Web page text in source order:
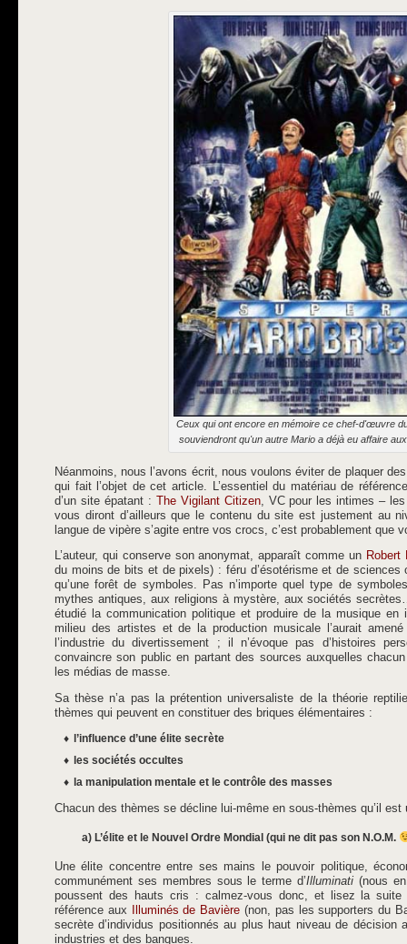
Ceux qui ont encore en mémoire ce chef-d'œuvre
souviendront qu'un autre Mario a déjà eu affaire
Néanmoins, nous l’avons écrit, nous voulons éviter de plaquer
qui fait l’objet de cet article. L’essentiel du matériau de
d’un site épatant : The Vigilant Citizen, VC pour les intimes – les
vous diront d’ailleurs que le contenu du site est justement au
langue de vipère s’agite entre vos crocs, c’est probablement que
L’auteur, qui conserve son anonymat, apparaît comme un Robert
du moins de bits et de pixels) : féru d’ésotérisme et de sciences
qu’une forêt de symboles. Pas n’importe quel type de
mythes antiques, aux religions à mystère, aux sociétés
étudié la communication politique et produire de la musique en
milieu des artistes et de la production musicale l’aurait
l’industrie du divertissement ; il n’évoque pas d’histoires
convaincre son public en partant des sources auxquelles
les médias de masse.
Sa thèse n’a pas la prétention universaliste de la théorie
thèmes qui peuvent en constituer des briques élémentaires :
l’influence d’une élite secrète
les sociétés occultes
la manipulation mentale et le contrôle des masses
Chacun des thèmes se décline lui-même en sous-thèmes qu’il est
a) L’élite et le Nouvel Ordre Mondial (qui ne dit pas son N.O.M.
Une élite concentre entre ses mains le pouvoir politique,
communément ses membres sous le terme d’Illuminati (nous
poussent des hauts cris : calmez-vous donc, et lisez la
référence aux
Illuminés de Bavière (non, pas les supporters du
secrète d’individus positionnés au plus haut niveau de décision
industries et des banques.